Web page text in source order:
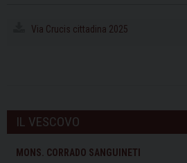
Via Crucis cittadina 2025
IL VESCOVO
MONS. CORRADO SANGUINETI